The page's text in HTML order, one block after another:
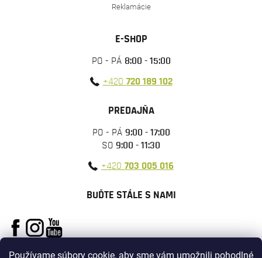
Používame súbory cookie, aby sme vám umožnili pohodlné
Reklamácie
E-SHOP
PO - PÁ 8:00 - 15:00
+420 720 189 102
PREDAJŇA
PO - PÁ 9:00 - 17:00
SO 9:00 - 11:30
+420 703 005 016
BUĎTE STÁLE S NAMI